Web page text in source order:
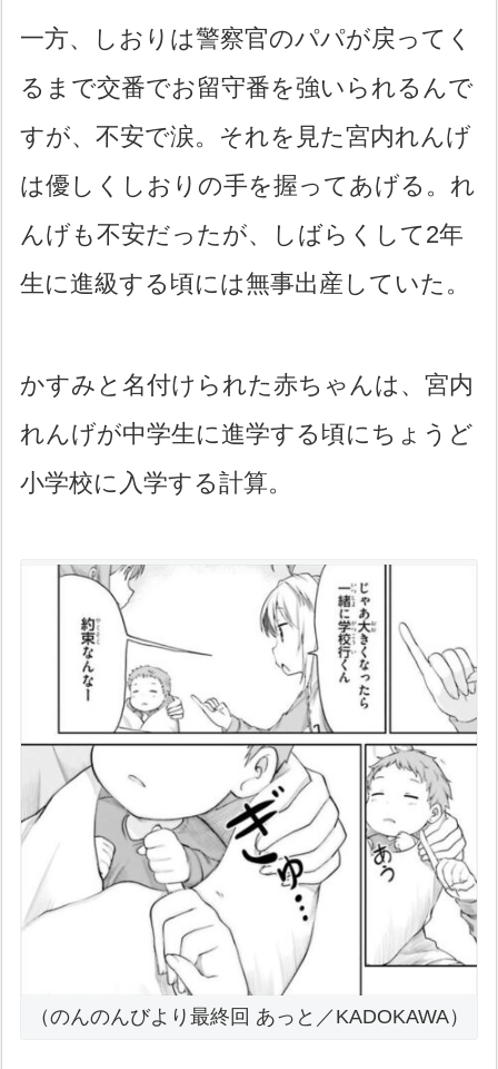
一方、しおりは警察官のパパが戻ってく
るまで交番でお留守番を強いられるんで
すが、不安で涙。それを見た宮内れんげ
は優しくしおりの手を握ってあげる。れ
んげも不安だったが、しばらくして2年
生に進級する頃には無事出産していた。
かすみと名付けられた赤ちゃんは、宮内
れんげが中学生に進学する頃にちょうど
小学校に入学する計算。
（のんのんびより最終回 あっと／KADOKAWA）